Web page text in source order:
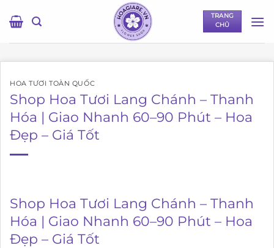
qua
TRANG
CHỦ
HOA TƯƠI TOÀN QUỐC
Shop Hoa Tươi Lang Chánh – Thanh
Hóa | Giao Nhanh 60–90 Phút – Hoa
Đẹp – Giá Tốt
Shop Hoa Tươi Lang Chánh – Thanh
Hóa | Giao Nhanh 60–90 Phút – Hoa
Đẹp – Giá Tốt